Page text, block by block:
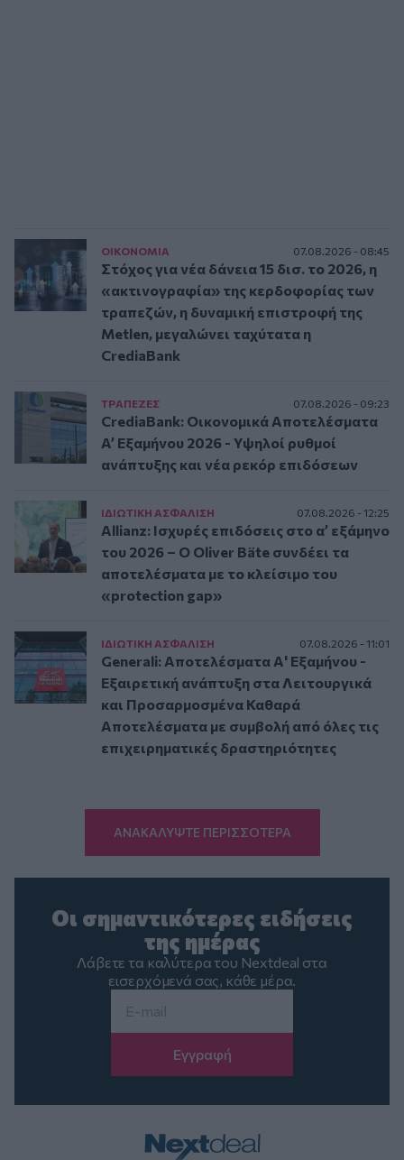
ΟΙΚΟΝΟΜΙΑ 07.08.2026 - 08:45
Στόχος για νέα δάνεια 15 δισ. το 2026, η
«ακτινογραφία» της κερδοφορίας των
τραπεζών, η δυναμική επιστροφή της
Metlen, μεγαλώνει ταχύτατα η
CrediaBank
ΤΡAΠΕΖΕΣ 07.08.2026 - 09:23
CrediaBank: Οικονομικά Αποτελέσματα
A’ Εξαμήνου 2026 - Υψηλοί ρυθμοί
ανάπτυξης και νέα ρεκόρ επιδόσεων
ΙΔΙΩΤΙΚΗ ΑΣΦAΛΙΣΗ 07.08.2026 - 12:25
Allianz: Ισχυρές επιδόσεις στο α’ εξάμηνο
του 2026 – Ο Oliver Bäte συνδέει τα
αποτελέσματα με το κλείσιμο του
«protection gap»
ΙΔΙΩΤΙΚΗ ΑΣΦAΛΙΣΗ 07.08.2026 - 11:01
Generali: Αποτελέσματα Α' Εξαμήνου -
Εξαιρετική ανάπτυξη στα Λειτουργικά
και Προσαρμοσμένα Καθαρά
Αποτελέσματα με συμβολή από όλες τις
επιχειρηματικές δραστηριότητες
ΑΝΑΚΑΛΥΨΤΕ ΠΕΡΙΣΣΟΤΕΡΑ
Οι σημαντικότερες ειδήσεις
της ημέρας
Λάβετε τα καλύτερα του Nextdeal στα
εισερχόμενά σας, κάθε μέρα.